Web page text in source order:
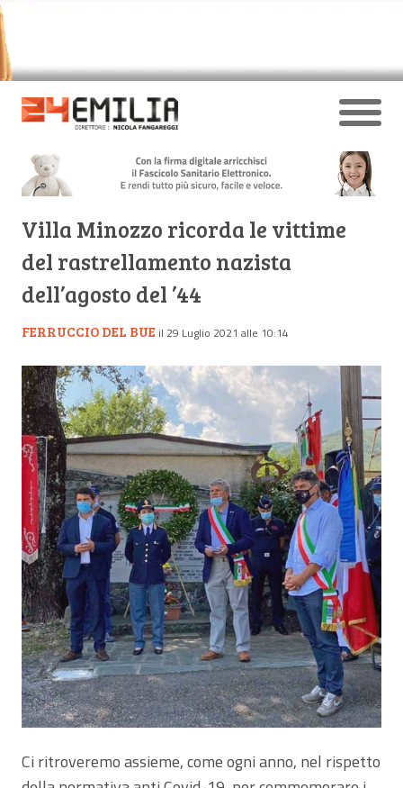
Villa Minozzo ricorda le vittime
del rastrellamento nazista
dell’agosto del ’44
FERRUCCIO DEL BUE il 29 Luglio 2021 alle 10:14
Ci ritroveremo assieme, come ogni anno, nel rispetto